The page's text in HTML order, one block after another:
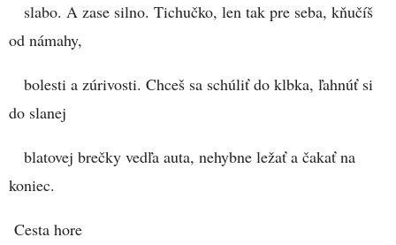
slabo. A zase silno. Tichučko, len tak pre seba, kňučíš
od námahy,
bolesti a zúrivosti. Chceš sa schúliť do klbka, ľahnúť si
do slanej
blatovej brečky vedľa auta, nehybne ležať a čakať na
koniec.
Cesta hore